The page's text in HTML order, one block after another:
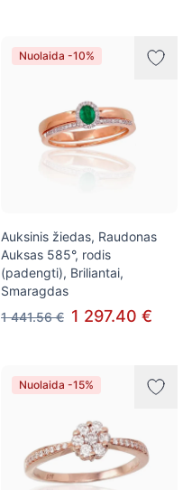
Nuolaida -10%
Auksinis žiedas, Raudonas
Auksas 585°, rodis
(padengti), Briliantai,
Smaragdas
1 441.56 € 1 297.40 €
Nuolaida -15%